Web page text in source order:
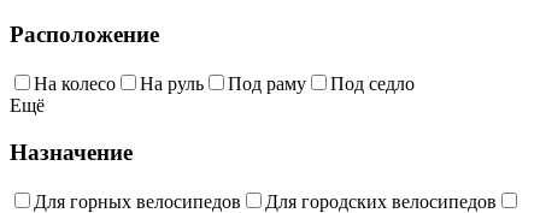
Расположение
На колесо На руль Под раму
Под седло
Ещё
Назначение
Для горных велосипедов
Для городских велосипедов